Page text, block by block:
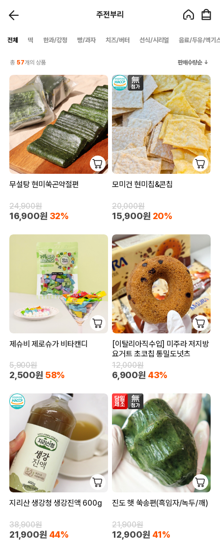
주전부리
전체 떡 한과/강정 빵/과자 치즈/버터 선식/시리얼 음료/두유/엑기
총 57개의 상품 판매수량순
무설탕 현미쑥곤약절편
24,900원
16,900원 32%
모미건 현미칩&콘칩
20,000원
15,900원 20%
제슈비 제로슈가 비타캔디
5,900원
2,500원 58%
[이탈리아직수입] 미주라 저지방
요거트 초코칩 통밀도넛츠
12,000원
6,900원 43%
지리산 생강청 생강진액 600g
38,900원
21,900원 44%
진도 햇 쑥송편(흑임자/녹두/깨)
21,900원
12,900원 41%